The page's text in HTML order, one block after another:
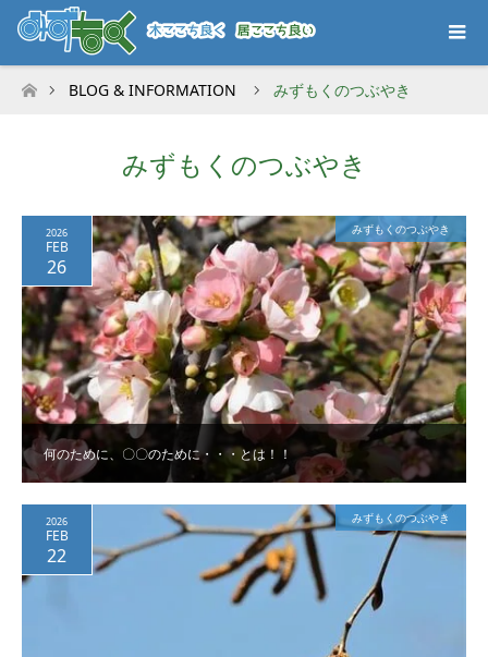
ホーム
BLOG & INFORMATION みずもくのつぶやき
みずもくのつぶやき
何のために、〇〇のために・・・とは！！
2026
FEB
26
みずもくのつぶやき
2026
FEB
22
みずもくのつぶやき